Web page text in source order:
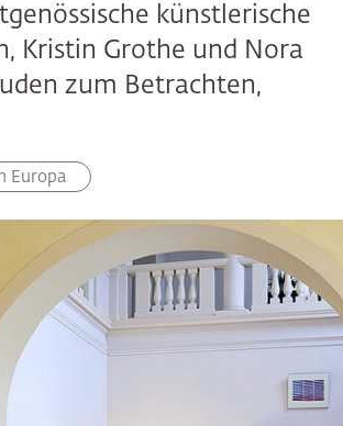
künstlerische
Kristin Grothe und Nora
zum Betrachten,
Europa